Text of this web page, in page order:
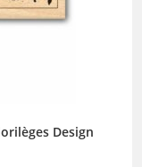
Design